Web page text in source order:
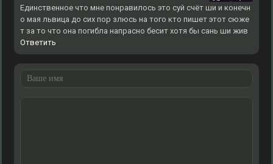
Единственное что мне понравилось это суй счёт ши и конечн
о мая львица до сих пор злюсь на того кто пишет этот сюже
т за то что она погибла напрасно бесит хотя бы сань ши жив
Ответить